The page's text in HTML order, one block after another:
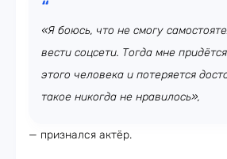
«Я боюсь, что не смогу
вести соцсети. Тогда мне
этого человека и потеряется
такое никогда не нравилось»,
— признался актёр.